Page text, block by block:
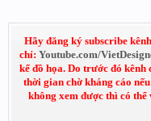
Hãy đăng ký subscribe
chỉ: Youtube.com/
kế đồ họa. Do trước đó
thời gian chờ kháng cáo
không xem được thì có thể